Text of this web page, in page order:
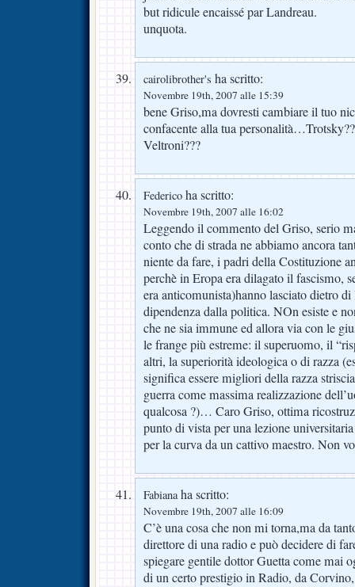
but ridicule encaissé par Landreau.
unquota.
cairolibrother's ha scritto:
Novembre 19th, 2007 alle 15:39
bene Griso,ma dovresti cambiare il tuo
confacente alla tua
Veltroni???
Federico ha scritto:
Novembre 19th, 2007 alle 16:02
Leggendo il commento del Griso, serio
conto che di strada ne abbiamo ancora
niente da fare, i padri della Costituzione
perchè in Eropa era dilagato il fascismo,
era anticomunista)hanno lasciato dietro
dipendenza dalla politica. NOn esiste e
che ne sia immune ed allora via con le
le frange più estreme: il superuomo, il
altri, la superiorità ideologica o di razza
significa essere migliori della razza
guerra come massima realizzazione
qualcosa ?)… Caro Griso, ottima
punto di vista per una lezione
per la curva da un cattivo maestro. Non
Fabianaha scritto:
Novembre 19th, 2007 alle 16:09
C’è una cosa che non mi torna,ma da
direttore di una radio e può decidere di
spiegare gentile dottor Guetta come mai
di un certo prestigio in Radio, da